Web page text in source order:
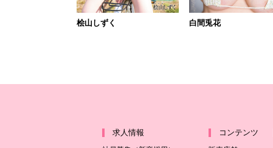
桧山しずく 白間兎花
求人情報 コンテンツ